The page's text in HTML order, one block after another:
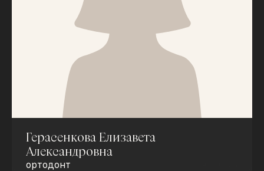
Герасенкова Елизавета
Александровна
ортодонт